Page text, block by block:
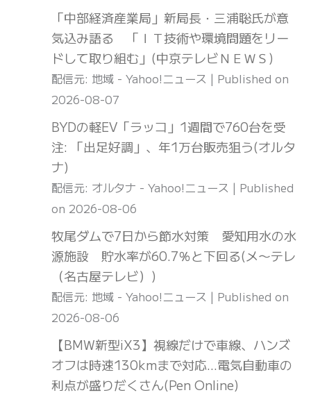
「中部経済産業局」新局長・三浦聡氏が意
気込み語る 「ＩＴ技術や環境問題をリー
ドして取り組む」(中京テレビＮＥＷＳ)
配信元: 地域 - Yahoo!ニュース
Published on
2026-08-07
BYDの軽EV「ラッコ」1週間で760台を受
注: 「出足好調」、年1万台販売狙う(オルタ
ナ)
配信元: オルタナ - Yahoo!ニュース
Published
on 2026-08-06
牧尾ダムで7日から節水対策 愛知用水の水
源施設 貯水率が60.7％と下回る(メ〜テレ
（名古屋テレビ）)
配信元: 地域 - Yahoo!ニュース
Published on
2026-08-06
【BMW新型iX3】視線だけで車線、ハンズ
オフは時速130kmまで対応…電気自動車の
利点が盛りだくさん(Pen Online)